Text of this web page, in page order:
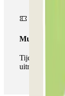
Multipass
Tijdens je
uitrijden als je